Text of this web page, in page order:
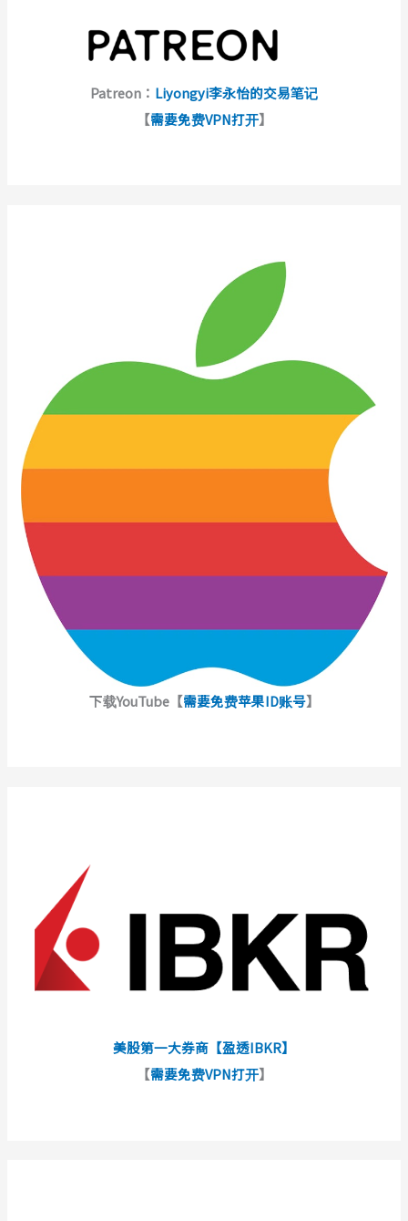
Patreon： Liyongyi李永怡的交易笔记
【需要免费VPN打开】
下载YouTube【需要免费苹果ID账号】
美股第一大券商【盈透IBKR】
【需要免费VPN打开】